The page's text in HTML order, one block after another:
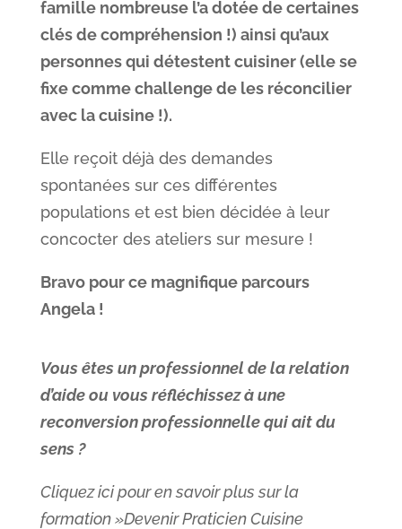
famille nombreuse l’a dotée de certaines
clés de compréhension !) ainsi qu’aux
personnes qui détestent cuisiner (elle se
fixe comme challenge de les réconcilier
avec la cuisine !).
Elle reçoit déjà des demandes
spontanées sur ces différentes
populations et est bien décidée à leur
concocter des ateliers sur mesure !
Bravo pour ce magnifique parcours
Angela !
Vous êtes un professionnel de la relation
d’aide ou vous réfléchissez à une
reconversion professionnelle qui ait du
sens ?
Cliquez ici pour en savoir plus sur la
formation »Devenir Praticien Cuisine